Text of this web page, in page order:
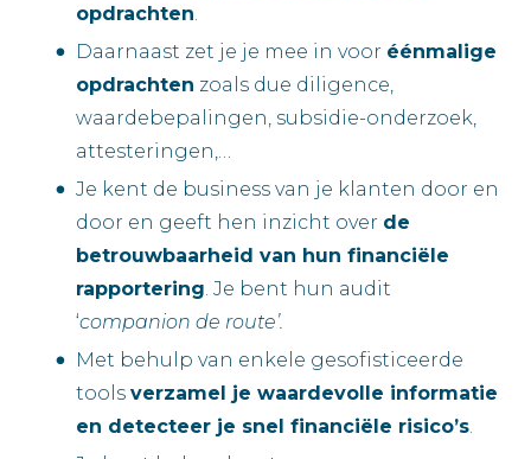
opdrachten
Daarnaast zet je je mee in voor éénmalige
opdrachten zoals due diligence,
waardebepalingen, subsidie-onderzoek,
attesteringen,…
Je kent de business van je klanten door en
door en geeft hen inzicht over de
betrouwbaarheid van hun financiële
rapportering . Je bent hun audit
‘companion de route’.
Met behulp van enkele gesofisticeerde
tools verzamel je waardevolle informatie
en detecteer je snel financiële risico’s